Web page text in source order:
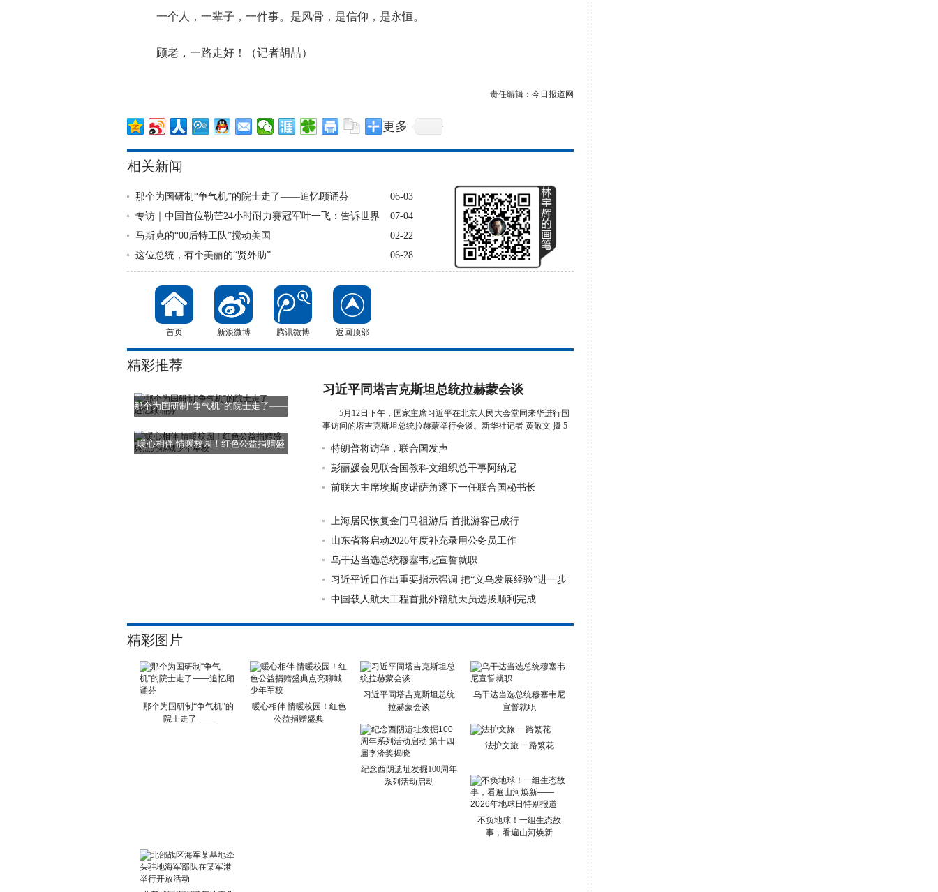
一个人，一辈子，一件事。是风骨，是信仰，是永恒。
顾老，一路走好！（记者胡喆）
责任编辑：今日报道网
更多
相关新闻
06-03
那个为国研制“争气机”的院士走了——追忆顾诵芬
07-04
专访｜中国首位勒芒24小时耐力赛冠军叶一飞：告诉世界
02-22
马斯克的“00后特工队”搅动美国
06-28
这位总统，有个美丽的“贤外助”
首页 新浪微博 腾讯微博 返回顶部
精彩推荐
那个为国研制“争气机”的院士走了——
暖心相伴 情暖校园！红色公益捐赠盛
习近平同塔吉克斯坦总统拉赫蒙会谈
5月12日下午，国家主席习近平在北京人民大会堂同来华进行国
事访问的塔吉克斯坦总统拉赫蒙举行会谈。新华社记者 黄敬文 摄 5
特朗普将访华，联合国发声
彭丽媛会见联合国教科文组织总干事阿纳尼
前联大主席埃斯皮诺萨角逐下一任联合国秘书长
上海居民恢复金门马祖游后 首批游客已成行
山东省将启动2026年度补充录用公务员工作
乌干达当选总统穆塞韦尼宣誓就职
习近平近日作出重要指示强调 把“义乌发展经验”进一步
总结好
中国载人航天工程首批外籍航天员选拔顺利完成
精彩图片
那个为国研制“争气机”的
院士走了——
暖心相伴 情暖校园！红色
公益捐赠盛典
习近平同塔吉克斯坦总统
拉赫蒙会谈
乌干达当选总统穆塞韦尼
宣誓就职
纪念西阴遗址发掘100周年
系列活动启动
法护文旅 一路繁花
不负地球！一组生态故
事，看遍山河焕新